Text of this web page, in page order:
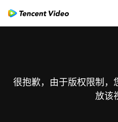
很抱歉，由于版权限制，
放该